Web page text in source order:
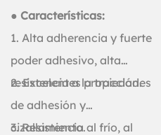
● Características:
1. Alta adherencia y fuerte
poder adhesivo, alta
resistencia a la tracción.
2. Excelentes propiedades
de adhesión y
cizallamiento.
3. Resistencia al frío, al